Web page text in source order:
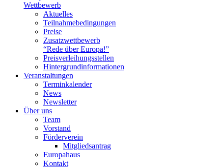
Wettbewerb
Aktuelles
Teilnahme­bedingungen
Preise
Zusatzwettbewerb
“Rede über Europa!”
Preisverleihungsstellen
Hintergrundinformationen
Veranstaltungen
Terminkalender
News
Newsletter
Über uns
Team
Vorstand
Förderverein
Mitgliedsantrag
Europahaus
Kontakt